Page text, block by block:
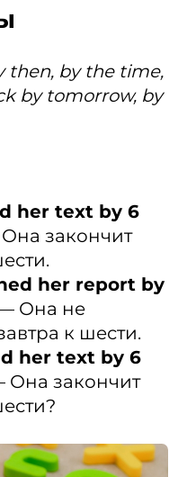
then, by the time,
by tomorrow, by
her text by 6
закончит
her report by
Она не
к шести.
her text by 6
Она закончит